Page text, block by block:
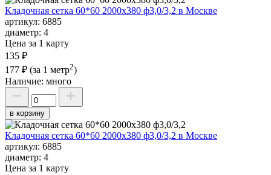
Кладочная сетка 60*60 2000х380 ф3,0/3,2 в Москве
артикул: 6885
диаметр: 4
Цена за 1 карту
135 ₽
177 ₽ (за 1 метр2)
Наличие: много
в корзину
Кладочная сетка 60*60 2000х380 ф3,0/3,2 в Москве
артикул: 6885
диаметр: 4
Цена за 1 карту